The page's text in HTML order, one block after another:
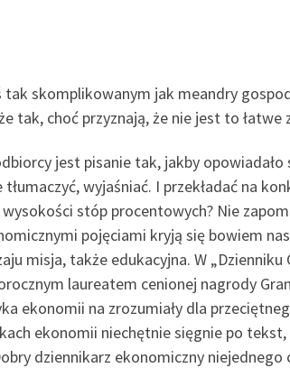
skomplikowanym jak meandry
tak, choć przyznają, że nie jest to łatwe
jest pisanie tak, jakby
wyjaśniać. I przekładać na
stóp procentowych? Nie
pojęciami kryją się bowiem
misja, także edukacyjna. W
laureatem cenionej nagrody
ekonomii na zrozumiały dla
ekonomii niechętnie sięgnie po
dziennikarz ekonomiczny niejednego